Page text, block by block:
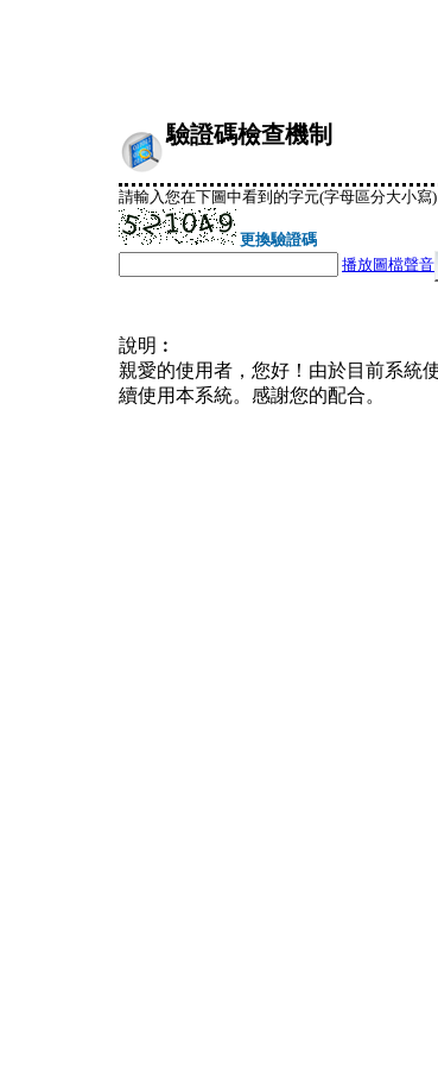
驗證碼檢查機制
請輸入您在下圖中看到的字元(字母區分大小寫)
更換驗證碼
播放圖檔聲音
說明︰
親愛的使用者，您好！由於目前系統
續使用本系統。感謝您的配合。